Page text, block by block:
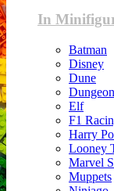
In
Batman
Disney
Dune
Elf
F1
Harry
Looney
Marvel
Muppets